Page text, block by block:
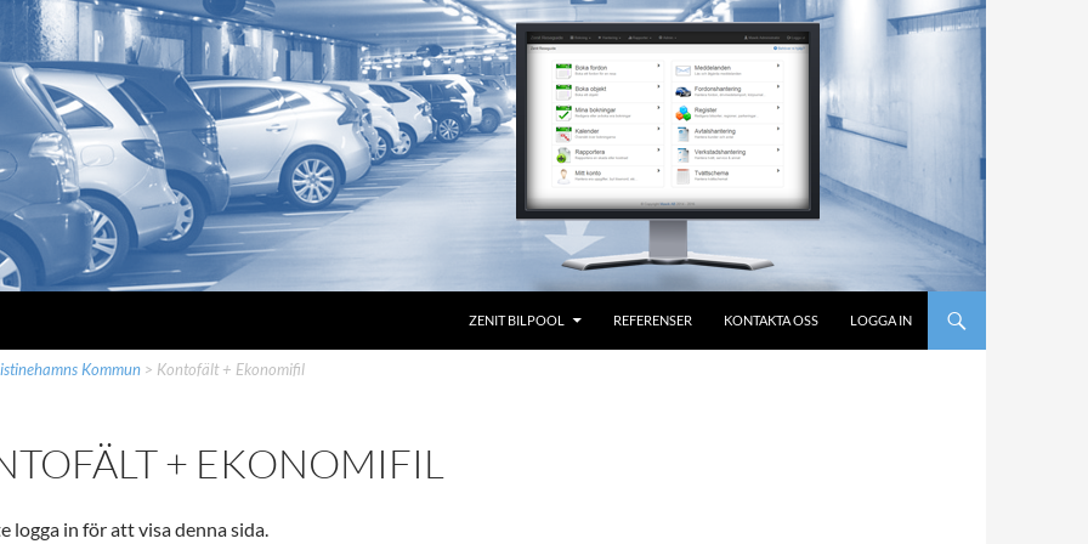
ZENIT BILPOOL REFERENSER KONTAKTA OSS LOGGA IN
Kommun > Kontofält + Ekonomifil
+ EKONOMIFIL
logga in för att visa denna sida.